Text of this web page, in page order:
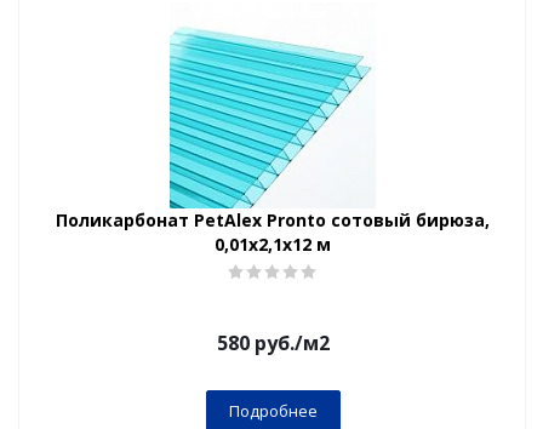
Поликарбонат PetAlex Pronto сотовый бирюза,
0,01х2,1х12 м
580руб./м2
Подробнее